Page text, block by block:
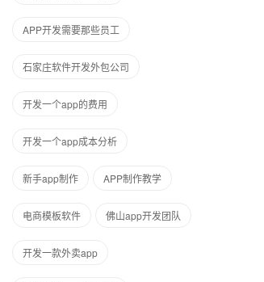
APP开发需要那些员工
石家庄软件开发外包公司
开发一个app的费用
开发一个app成本分析
新手app制作 APP制作教学
电商模板软件 佛山app开发团队
开发一款外卖app